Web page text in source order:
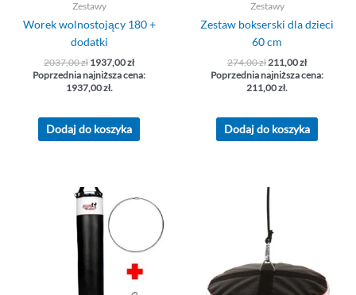
Zestawy
Worek wolnostojący 180 +
dodatki
2037,00zł 1937,00zł
Poprzednia najniższa cena:
1937,00zł.
Dodaj do koszyka
Zestawy
Zestaw bokserski dla dzieci
60 cm
274,00zł211,00zł
Poprzednia najniższa cena:
211,00zł.
Dodaj do koszyka